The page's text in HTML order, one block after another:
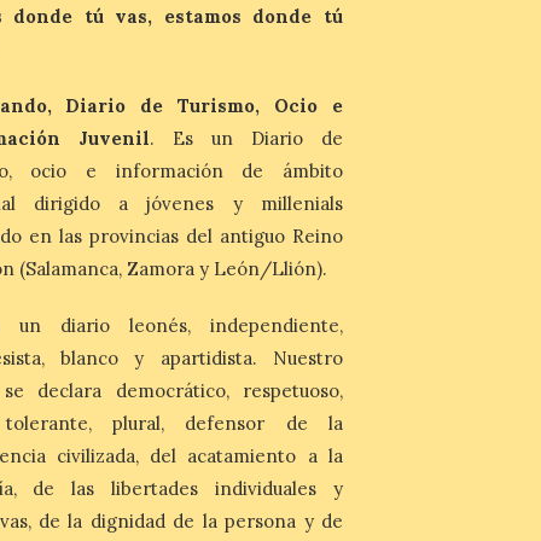
evocador tema de La […]
cancela la temporada de
fuentes de La Granja ante
la escasez de agua
6 Ago 2026
Esta medida afecta a los
espectáculos nocturnos
de la Fuente Baños de
días 8, 15 y 22 de agosto,
así como al encendido extraordinario del
día 25. La reserva de agua en el estanque
«El Mar», […]
El Descenso Internacional
del Sella arranca con el
homenaje a los campeones
y el izado de las banderas
donde tú vas, estamos donde tú
Diario de Turismo, Ocio e
Juvenil. Es un Diario de
ocio e información de ámbito
dirigido a jóvenes y millenials
en las provincias del antiguo Reino
(Salamanca, Zamora y León/Llión).
un diario leonés, independiente,
blanco y apartidista. Nuestro
declara democrático, respetuoso,
tolerante, plural, defensor de la
civilizada, del acatamiento a la
de las libertades individuales y
de la dignidad de la persona y de